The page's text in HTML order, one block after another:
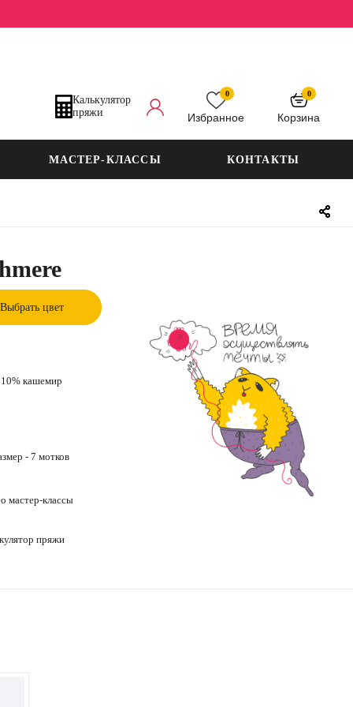
Калькулятор
пряжи
Избранное
0
Корзина
0
МАСТЕР-КЛАССЫ КОНТАКТЫ
Выбрать цвет
кашемир
- 7 мотков
мастер-классы
пряжи